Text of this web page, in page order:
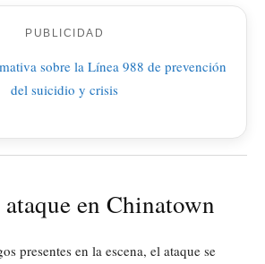
PUBLICIDAD
en Chinatown
presentes en la escena, el ataque se